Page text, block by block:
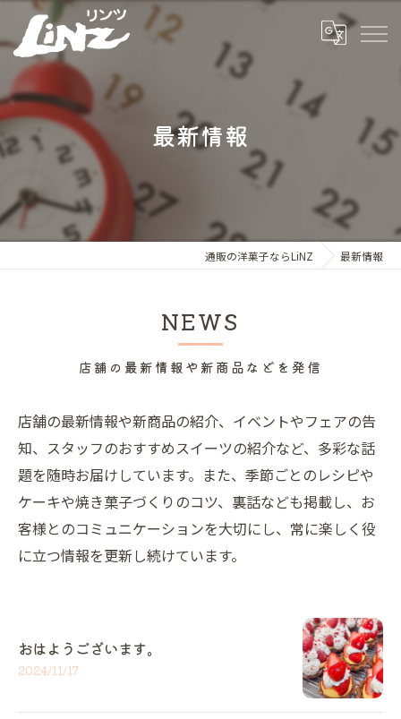
最新情報
通販の洋菓子ならLiNZ 最新情報
NEWS
店舗の最新情報や新商品などを発信
店舗の最新情報や新商品の紹介、イベントやフェアの告
知、スタッフのおすすめスイーツの紹介など、多彩な話
題を随時お届けしています。また、季節ごとのレシピや
ケーキや焼き菓子づくりのコツ、裏話なども掲載し、お
客様とのコミュニケーションを大切にし、常に楽しく役
に立つ情報を更新し続けています。
おはようございます。
2024/11/17